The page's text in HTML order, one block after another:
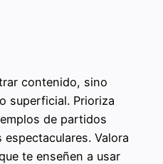
contenido, sino
superficial. Prioriza
de partidos
Valora
te enseñen a usar